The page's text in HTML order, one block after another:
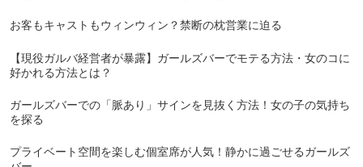
お客もキャストもウィンウィン？禁断の枕営業に迫る
【現役ガルバ経営者が暴露】ガールズバーでモテる方法・女のコに
好かれる方法とは？
ガールズバーでの「脈あり」サインを見抜く方法！女の子の気持ち
を探る
プライベート空間を楽しむ個室席が人気！静かに過ごせるガールズ